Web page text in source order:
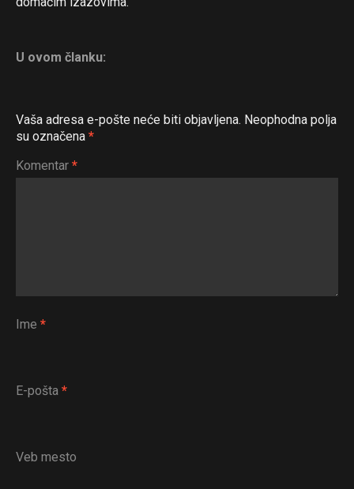
U ovom članku:
Vaša adresa e-pošte neće biti objavljena. Neophodna polja
su označena *
Komentar *
Ime *
E-pošta *
Veb mesto